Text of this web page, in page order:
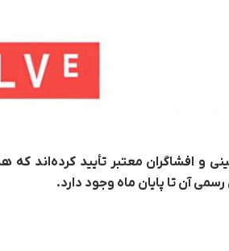
و افشاگران معتبر تأیید کرده‌اند
رسمی آن تا پایان ماه وجود دارد.